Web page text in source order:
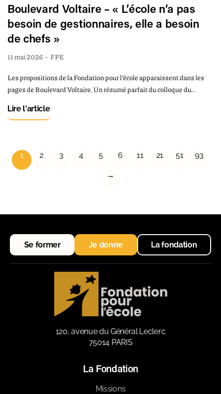
Boulevard Voltaire – « L’école n’a pas
besoin de gestionnaires, elle a besoin
de chefs »
11 mai 2026 • FPE
Les propositions de la Fondation pour l’école apparaissent dans les
pages de Boulevard Voltaire. Un résumé parfait du colloque du…
Lire l'article
1 2 3 4 5 6 11 21 51 93
→
Se former Je donne La fondation
120, avenue du Général Leclerc
75014 PARIS
La Fondation
Missions